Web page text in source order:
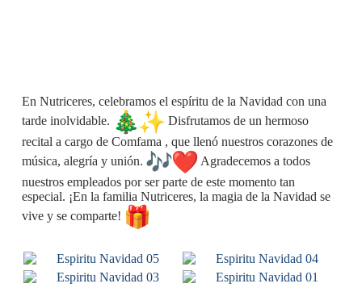
En Nutriceres, celebramos el espíritu de la Navidad con una
tarde inolvidable.
Disfrutamos de un hermoso
recital a cargo de Comfama , que llenó nuestros corazones de
música, alegría y unión.
Agradecemos a todos
nuestros empleados por ser parte de este momento tan
especial. ¡En la familia Nutriceres, la magia de la Navidad se
vive y se comparte!